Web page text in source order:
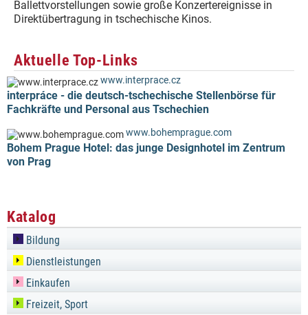
Ballettvorstellungen sowie große Konzertereignisse in
Direktübertragung in tschechische Kinos.
Aktuelle Top-Links
www.interprace.cz
interpráce - die deutsch-tschechische Stellenbörse für
Fachkräfte und Personal aus Tschechien
www.bohemprague.com
Bohem Prague Hotel: das junge Designhotel im Zentrum
von Prag
Katalog
Bildung
Dienstleistungen
Einkaufen
Freizeit, Sport